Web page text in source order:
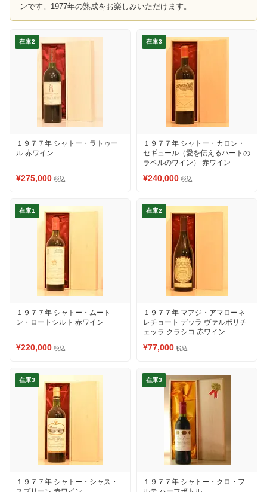
ンです。1977年の熟成をお楽しみいただけます。
在庫2
１９７７年 シャトー・ラトゥー
ル 赤ワイン
¥275,000 税込
在庫3
１９７７年 シャトー・カロン・
セギュール（愛を伝えるハートの
ラベルのワイン） 赤ワイン
¥240,000 税込
在庫1
１９７７年 シャトー・ムート
ン・ロートシルト 赤ワイン
¥220,000 税込
在庫2
１９７７年 マアジ・アマローネ
レチョート デッラ ヴァルポリチ
ェッラ クラシコ 赤ワイン
¥77,000 税込
在庫3
１９７７年 シャトー・シャス・
在庫3
１９７７年 シャトー・クロ・フ